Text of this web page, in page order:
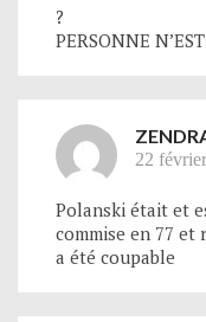
?
PERSONNE
22
Polanski était et
commise en 77 et
a été coupable